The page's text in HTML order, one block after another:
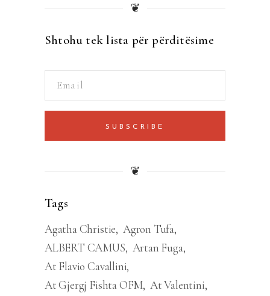
❦
Shtohu tek lista për përditësime
SUBSCRIBE
❦
Tags
Agatha Christie Agron Tufa
ALBERT CAMUS Artan Fuga
At Flavio Cavallini
At Gjergj Fishta OFM At Valentini